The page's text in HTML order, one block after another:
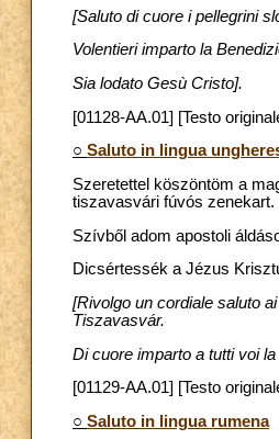
[Saluto di cuore i pellegrini
Volentieri imparto la
Sia lodato Gesù Cristo].
[01128-AA.01] [Testo
○ Saluto in lingua
Szeretettel köszöntöm a
tiszavasvári fúvós
Szívből adom apostoli
Dicsértessék a Jézus
[Rivolgo un cordiale saluto
Tiszavasvár.
Di cuore imparto a tutti voi
[01129-AA.01] [Testo
○ Saluto in lingua rumena